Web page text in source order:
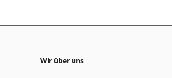
Wir über uns